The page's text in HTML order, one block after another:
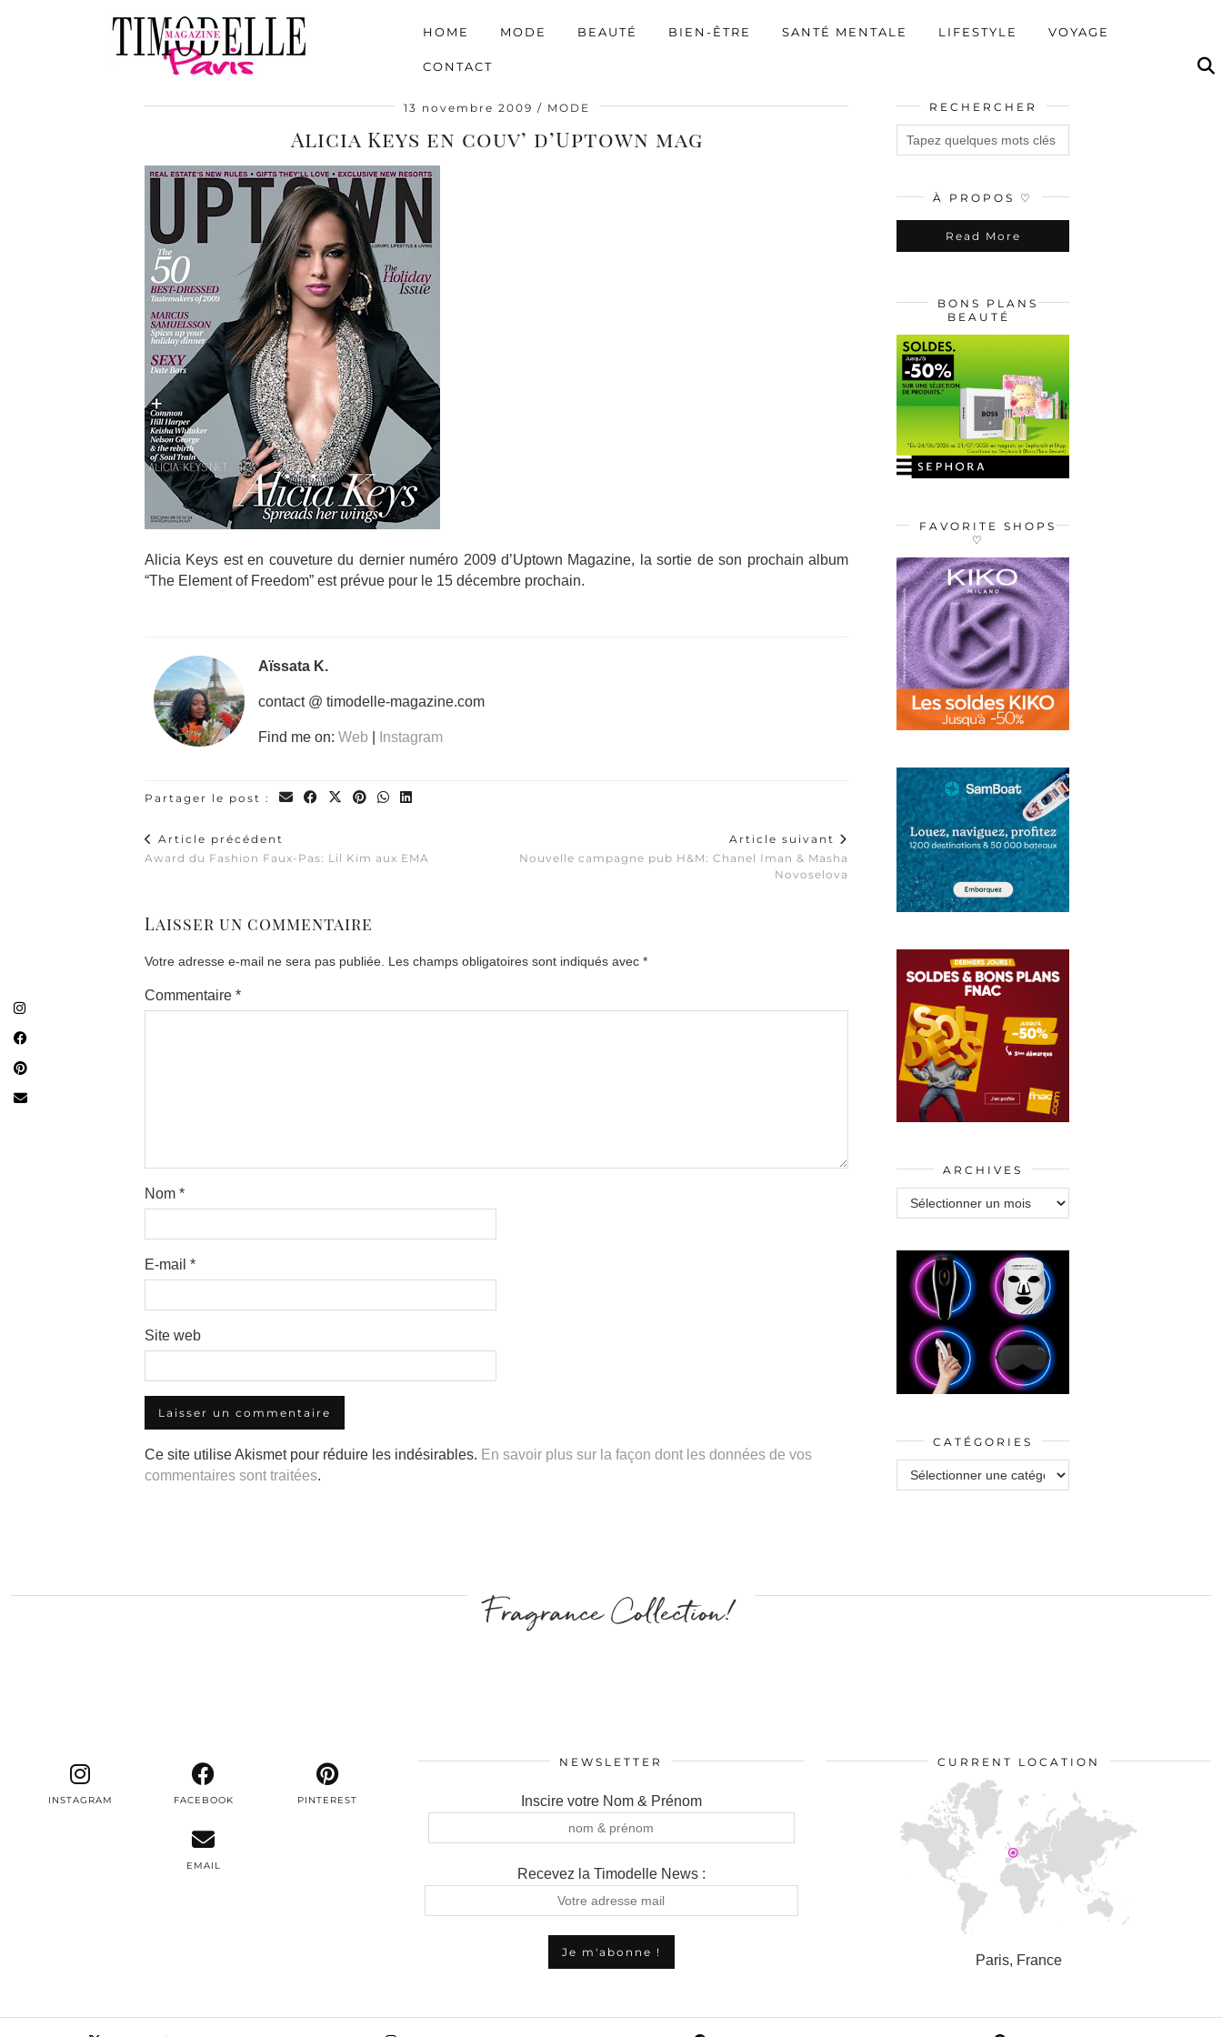
HOME MODE BEAUTÉ BIEN-ÊTRE SANTÉ MENTALE LIFESTYLE VOYAGE
CONTACT
13 novembre 2009 MODE
Alicia Keys en couv’ d’Uptown mag
Alicia Keys est en couveture du dernier numéro 2009 d’Uptown Magazine, la sortie de son prochain album
“The Element of Freedom” est prévue pour le 15 décembre prochain.
Aïssata K.
contact @ timodelle-magazine.com
Find me on: Web Instagram
Partager le post :
Article précédent
Award du Fashion Faux-Pas: Lil Kim aux EMA
Article suivant
Nouvelle campagne pub H&M: Chanel Iman & Masha
Novoselova
Laisser un commentaire
Votre adresse e-mail ne sera pas publiée. Les champs obligatoires sont indiqués avec *
Commentaire *
Nom *
E-mail *
Site web
Ce site utilise Akismet pour réduire les indésirables. En savoir plus sur la façon dont les données de vos
commentaires sont traitées.
RECHERCHER
À PROPOS ♡
Read More
BONS PLANS
BEAUTÉ
FAVORITE SHOPS
♡
ARCHIVES
Archives
CATÉGORIES
Catégories
Fragrance Collection!
INSTAGRAM FACEBOOK PINTEREST
EMAIL
NEWSLETTER
Inscire votre Nom & Prénom
Recevez la Timodelle News :
CURRENT LOCATION
Paris, France